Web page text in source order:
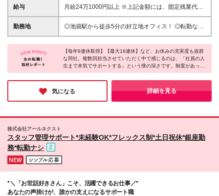
会人デビューOK □学歴不問 □基本的なタイピングがで
新） ※更新上限：無
給与
月給24万1000円以上 ※上記金額には、固定残業代（1
万6500円～／10時間分）を含む。超過分は別途支給
します。 ※試用（研修）期間3ヶ月（期間中の給与・
す 上記金額は、週5日/8時間勤務の場合の月給額で
す。 勤務日数、勤務時間により月給額が決定いたし
ますので、 【時短勤務】をご希望の方は、面接時に
勤務地
◎池袋駅から徒歩5分の好立地オフィス！ ◎転勤なし
【本社】東京都豊島区南池袋2-29-9 損保ジャパン南
池袋ビル8F （変更の範囲）上記を除く当社関連勤務
地
【毎年9連休取得】【最大16連休】など、お休みの充実度も抜群
な同社。複数回担当させていただく中で感じるのは、「社員の人
生まで本気でサポートする」という懐の深さです。制度があって
も使えない企業が多い中、同社は多くのコミュニケーターとの連
携により、誰もが気兼ねなく長期休暇を取れる仕組みを確立して
います。仕事だけでなく、自分の夢や生活も楽しみたい。そんな
願いが叶う職場だと、胸を張っておすすめできます！
気になる 詳細を見る
株式会社アールネクスト
スタッフ管理サポート*未経験OK*フレックス制*土日祝休*銀座勤
務*転勤ナシ
*＼「お世話好きさん」こそ、活躍できるお仕事／*
あなたの声掛けが、誰かの支えになるサポート職